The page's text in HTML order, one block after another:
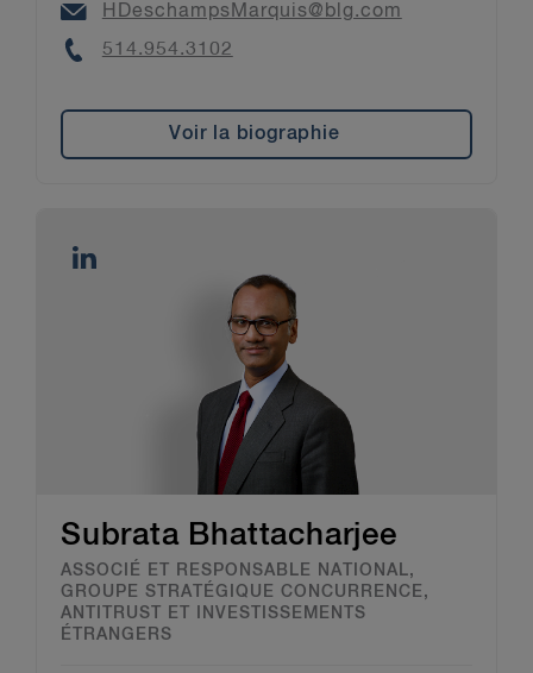
Email
HDeschampsMarquis@blg.com
Phone
514.954.3102
Voir la biographie
Subrata Bhattacharjee
ASSOCIÉ ET RESPONSABLE NATIONAL,
GROUPE STRATÉGIQUE CONCURRENCE,
ANTITRUST ET INVESTISSEMENTS
ÉTRANGERS